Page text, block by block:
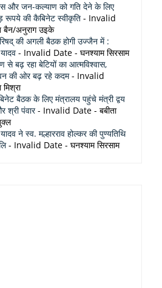
और जन-कल्याण को गति देने के लिए
रूपये की कैबिनेट स्वीकृति - Invalid
बैन/अनुराग उइके
की अगली बैठक होगी उज्जैन में :
- Invalid Date - घनश्याम सिरसाम
से बढ़ रहा बेटियों का आत्मविश्वास,
की ओर बढ़ रहे कदम- Invalid
मिश्रा
बैठक के लिए मंत्रालय पहुंचे मंत्री द्वय
श्री पंवार- Invalid Date - बबीता
ने स्व. मल्हारराव होल्कर की पुण्यतिथि
- Invalid Date - घनश्याम सिरसाम